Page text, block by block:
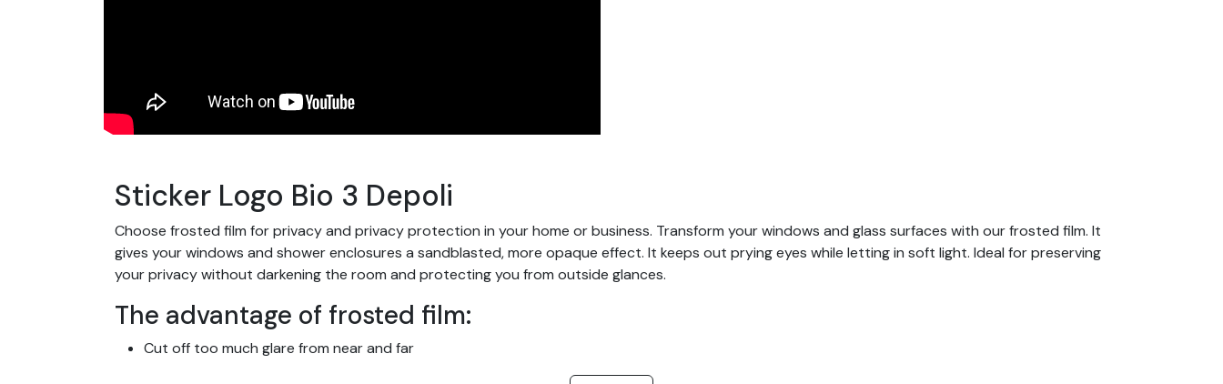
Sticker Logo Bio 3 Depoli
Choose frosted film for privacy and privacy protection in your home or business. Transform your windows and glass surfaces with our frosted film. It
gives your windows and shower enclosures a sandblasted, more opaque effect. It keeps out prying eyes while letting in soft light. Ideal for preserving
your privacy without darkening the room and protecting you from outside glances.
The advantage of frosted film:
Cut off too much glare from near and far